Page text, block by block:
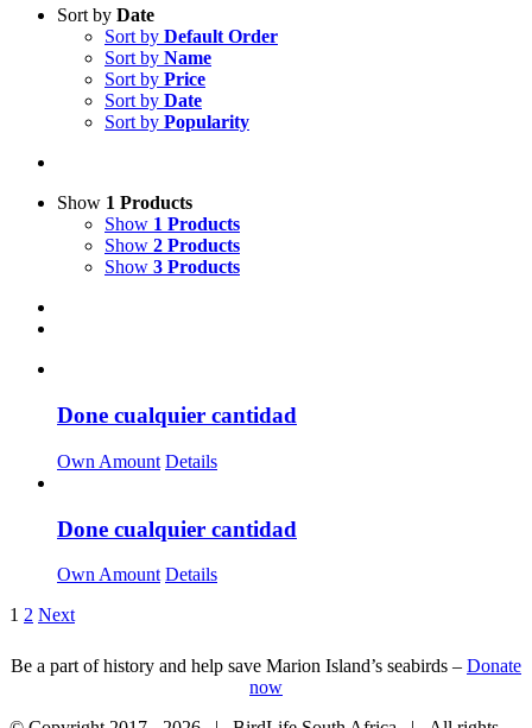
Sort by Date
Sort by Default Order
Sort by Name
Sort by Price
Sort by Date
Sort by Popularity
Show 1 Products
Show 1 Products
Show 2 Products
Show 3 Products
Done cualquier cantidad
Own Amount Details
Done cualquier cantidad
Own Amount Details
1 2 Next
Be a part of history and help save Marion Island’s seabirds – Donate
now